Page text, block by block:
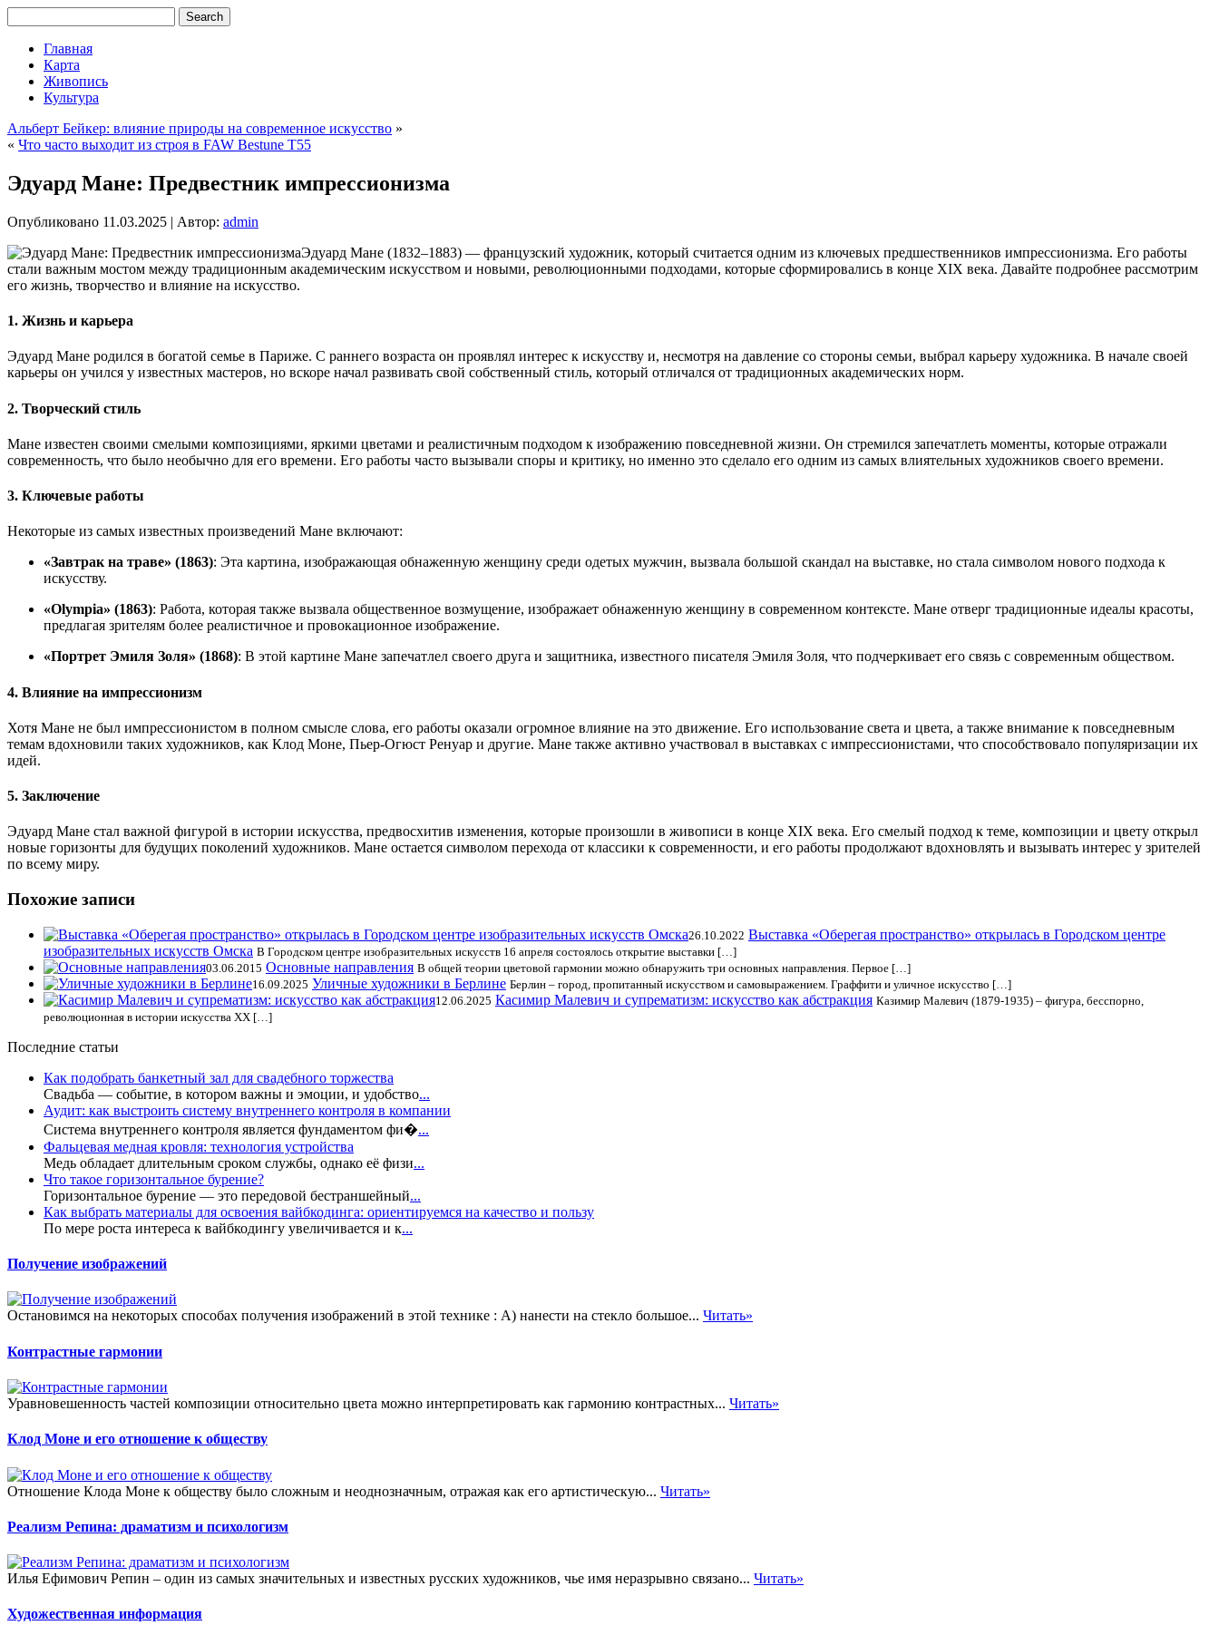
Главная
Карта
Живопись
Культура
Альберт Бейкер: влияние природы на современное искусство »
« Что часто выходит из строя в FAW Bestune T55
Эдуард Мане: Предвестник импрессионизма
Опубликовано 11.03.2025 | Автор: admin
Эдуард Мане (1832–1883) — французский художник, который считается одним из ключевых предшественников импрессионизма. Его работы
стали важным мостом между традиционным академическим искусством и новыми, революционными подходами, которые сформировались в конце XIX века. Давайте подробнее рассмотрим
его жизнь, творчество и влияние на искусство.
1. Жизнь и карьера
Эдуард Мане родился в богатой семье в Париже. С раннего возраста он проявлял интерес к искусству и, несмотря на давление со стороны семьи, выбрал карьеру художника. В начале своей
карьеры он учился у известных мастеров, но вскоре начал развивать свой собственный стиль, который отличался от традиционных академических норм.
2. Творческий стиль
Мане известен своими смелыми композициями, яркими цветами и реалистичным подходом к изображению повседневной жизни. Он стремился запечатлеть моменты, которые отражали
современность, что было необычно для его времени. Его работы часто вызывали споры и критику, но именно это сделало его одним из самых влиятельных художников своего времени.
3. Ключевые работы
Некоторые из самых известных произведений Мане включают:
«Завтрак на траве» (1863): Эта картина, изображающая обнаженную женщину среди одетых мужчин, вызвала большой скандал на выставке, но стала символом нового подхода к
искусству.
«Olympia» (1863): Работа, которая также вызвала общественное возмущение, изображает обнаженную женщину в современном контексте. Мане отверг традиционные идеалы красоты,
предлагая зрителям более реалистичное и провокационное изображение.
«Портрет Эмиля Золя» (1868): В этой картине Мане запечатлел своего друга и защитника, известного писателя Эмиля Золя, что подчеркивает его связь с современным обществом.
4. Влияние на импрессионизм
Хотя Мане не был импрессионистом в полном смысле слова, его работы оказали огромное влияние на это движение. Его использование света и цвета, а также внимание к повседневным
темам вдохновили таких художников, как Клод Моне, Пьер-Огюст Ренуар и другие. Мане также активно участвовал в выставках с импрессионистами, что способствовало популяризации их
идей.
5. Заключение
Эдуард Мане стал важной фигурой в истории искусства, предвосхитив изменения, которые произошли в живописи в конце XIX века. Его смелый подход к теме, композиции и цвету открыл
новые горизонты для будущих поколений художников. Мане остается символом перехода от классики к современности, и его работы продолжают вдохновлять и вызывать интерес у зрителей
по всему миру.
Похожие записи
26.10.2022 Выставка «Оберегая пространство» открылась в Городском центре
изобразительных искусств Омска В Городском центре изобразительных искусств 16 апреля состоялось открытие выставки […]
03.06.2015 Основные направления В общей теории цветовой гармонии можно обнаружить три основных направления. Первое […]
16.09.2025 Уличные художники в Берлине Берлин – город, пропитанный искусством и самовыражением. Граффити и уличное искусство […]
12.06.2025 Касимир Малевич и супрематизм: искусство как абстракция Казимир Малевич (1879-1935) – фигура, бесспорно,
революционная в истории искусства XX […]
Последние статьи
Как подобрать банкетный зал для свадебного торжества
Свадьба — событие, в котором важны и эмоции, и удобство...
Аудит: как выстроить систему внутреннего контроля в компании
Система внутреннего контроля является фундаментом фи�...
Фальцевая медная кровля: технология устройства
Медь обладает длительным сроком службы, однако её физи...
Что такое горизонтальное бурение?
Горизонтальное бурение — это передовой бестраншейный...
Как выбрать материалы для освоения вайбкодинга: ориентируемся на качество и пользу
По мере роста интереса к вайбкодингу увеличивается и к...
Получение изображений
Остановимся на некоторых способах получения изображений в этой технике : А) нанести на стекло большое... Читать»
Контрастные гармонии
Уравновешенность частей композиции относительно цвета можно интерпретировать как гармонию контрастных... Читать»
Клод Моне и его отношение к обществу
Отношение Клода Моне к обществу было сложным и неоднозначным, отражая как его артистическую... Читать»
Реализм Репина: драматизм и психологизм
Илья Ефимович Репин – один из самых значительных и известных русских художников, чье имя неразрывно связано... Читать»
Художественная информация